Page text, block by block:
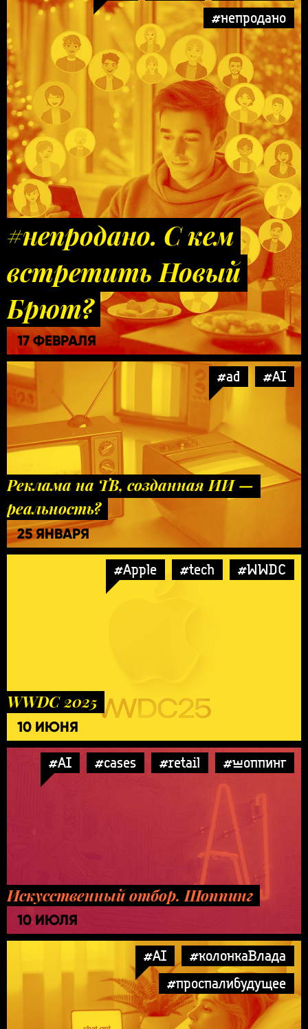
#непродано
#непродано. С кем
встретить Новый
Брют?
17 ФЕВРАЛЯ
#ad #AI
Реклама на ТВ, созданная ИИ —
реальность?
25 ЯНВАРЯ
#Apple #tech #WWDC
WWDC 2025
10 ИЮНЯ
#AI #cases #retail #шоппинг
Искусственный отбор. Шоппинг
10 ИЮЛЯ
#AI
#колонкаВлада
#проспалибудущее